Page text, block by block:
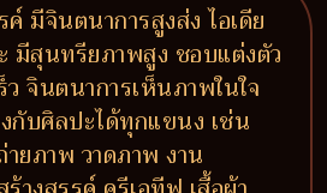
มีจินตนาการสูงส่ง ไอเดีย
มีสุนทรียภาพสูง ชอบแต่งตัว
จินตนาการเห็นภาพในใจ
กับศิลปะได้ทุกแขนง เช่น
ยภาพ วาดภาพ งาน